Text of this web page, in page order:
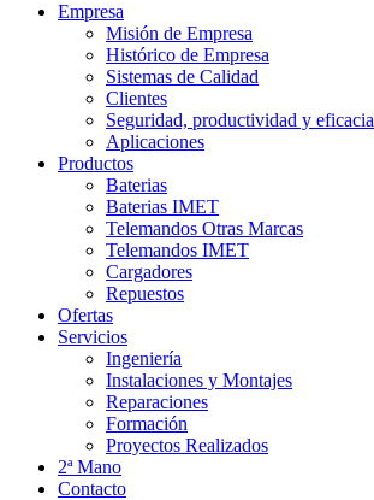
Empresa
Misión de Empresa
Histórico de Empresa
Sistemas de Calidad
Clientes
Seguridad, productividad y eficacia
Aplicaciones
Productos
Baterias
Baterias IMET
Telemandos Otras Marcas
Telemandos IMET
Cargadores
Repuestos
Ofertas
Servicios
Ingeniería
Instalaciones y Montajes
Reparaciones
Formación
Proyectos Realizados
2ª Mano
Contacto